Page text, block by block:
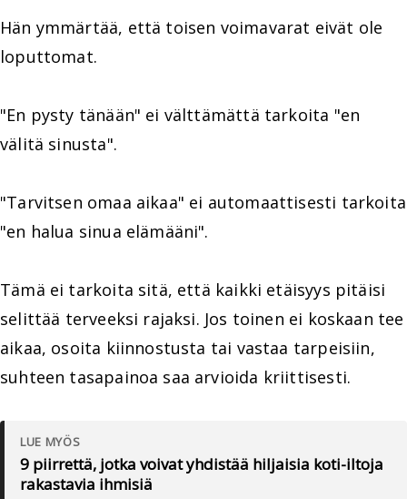
Hän ymmärtää, että toisen voimavarat eivät ole
loputtomat.
"En pysty tänään" ei välttämättä tarkoita "en
välitä sinusta".
"Tarvitsen omaa aikaa" ei automaattisesti tarkoita
"en halua sinua elämääni".
Tämä ei tarkoita sitä, että kaikki etäisyys pitäisi
selittää terveeksi rajaksi. Jos toinen ei koskaan tee
aikaa, osoita kiinnostusta tai vastaa tarpeisiin,
suhteen tasapainoa saa arvioida kriittisesti.
LUE MYÖS
9 piirrettä, jotka voivat yhdistää hiljaisia koti-iltoja
rakastavia ihmisiä